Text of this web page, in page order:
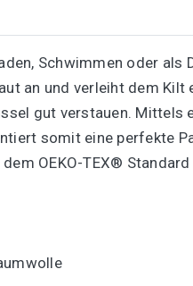
Schwimmen oder
an und verleiht dem Kilt
gut verstauen. Mittels
somit eine perfekte
OEKO-TEX®